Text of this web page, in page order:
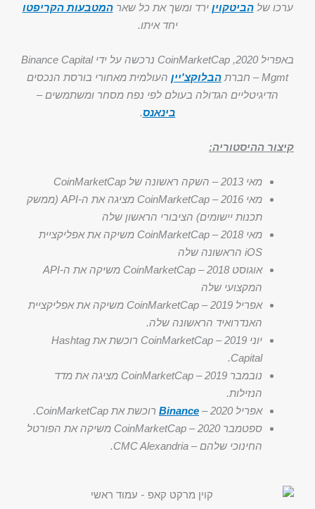
ערכו שלהביטקוין ירד ומשך את כל שארהמטבעות הקריפטו
יחד איתו.
באפריל 2020, CoinMarketCap נרכשה על ידי Binance Capital
Mgmt – חברת
הבלוקצ'יין העולמית מאחורי בורסת הנכסים
הדיגיטליים הגדולה בעולם לפי נפח מסחר ומשתמשים –
בינאנס.
קיצור ההיסטוריה:
מאי 2013 – השקה ראשונה של CoinMarketCap
מאי 2016 – CoinMarketCap מציגה את ה-API (ממשק
תכנות יישומים) הציבורי הראשון שלה
מאי 2018 – CoinMarketCap משיקה את אפליקציית
iOS הראשונה שלה
אוגוסט 2018 – CoinMarketCap משיקה את ה-API
המקצועי שלה
אפריל 2019 – CoinMarketCap משיקה את אפליקציית
האנדרואיד הראשונה שלה.
יוני 2019 – CoinMarketCap רוכשת את Hashtag
Capital.
נובמבר 2019 – CoinMarketCap מציגה את מדד
הנזילות.
אפריל 2020 –
Binance רוכשת את CoinMarketCap.
ספטמבר 2020 – CoinMarketCap משיקה את הפורטל
החינוכי שלהם – CMC Alexandria.